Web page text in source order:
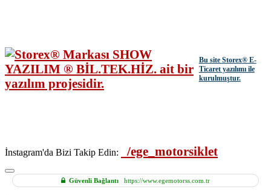
Bu site Storex® E-
Ticaret yazılımı ile
kurulmuştur.
İnstagram'da Bizi Takip Edin: /ege_motorsiklet
Güvenli Bağlantı https://www.egemotorss.com.tr